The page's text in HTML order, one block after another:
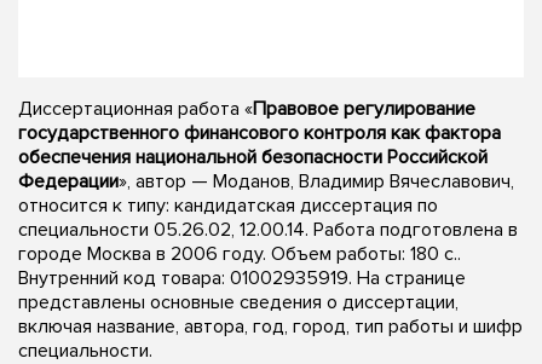
Диссертационная работа «Правовое регулирование
государственного финансового контроля как фактора
обеспечения национальной безопасности Российской
Федерации», автор — Моданов, Владимир Вячеславович,
относится к типу: кандидатская диссертация по
специальности 05.26.02, 12.00.14. Работа подготовлена в
городе Москва в 2006 году. Объем работы: 180 с..
Внутренний код товара: 01002935919. На странице
представлены основные сведения о диссертации,
включая название, автора, год, город, тип работы и шифр
специальности.